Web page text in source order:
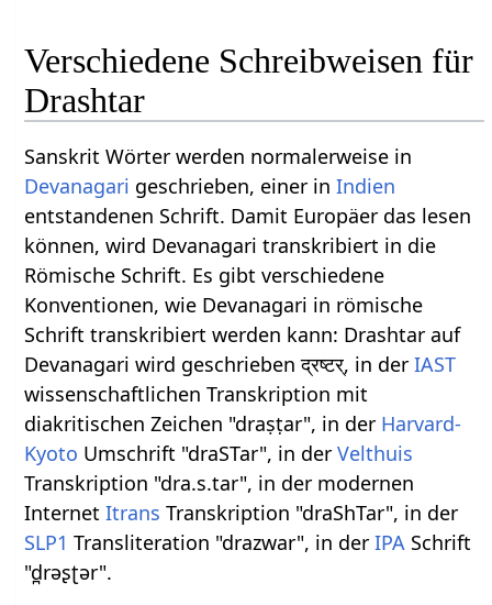
Verschiedene Schreibweisen für
Drashtar
Sanskrit Wörter werden normalerweise in
Devanagari geschrieben, einer inIndien
entstandenen Schrift. Damit Europäer das lesen
können, wird Devanagari transkribiert in die
Römische Schrift. Es gibt verschiedene
Konventionen, wie Devanagari in römische
Schrift transkribiert werden kann: Drashtar auf
Devanagari wird geschrieben द्रष्टर्, in derIAST
wissenschaftlichen Transkription mit
diakritischen Zeichen "draṣṭar", in der Harvard-
Kyoto Umschrift "draSTar", in derVelthuis
Transkription "dra.s.tar", in der modernen
InternetItrans Transkription "draShTar", in der
SLP1 Transliteration "drazwar", in derIPA Schrift
"d̪rəʂʈər".